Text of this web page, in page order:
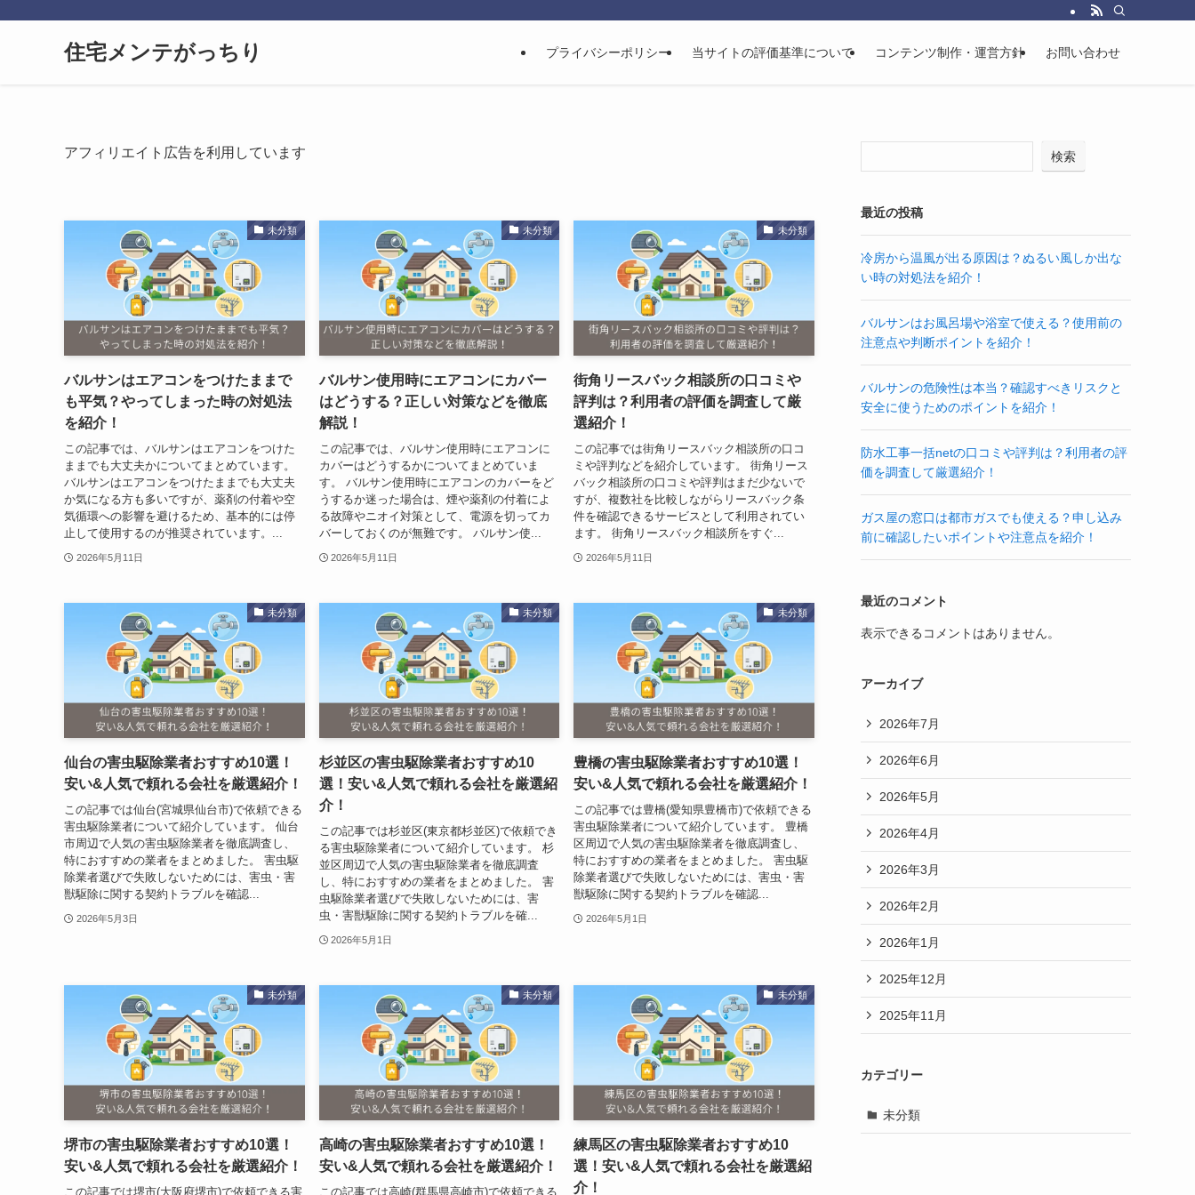
住宅メンテがっちり プライバシーポリシー 当サイトの評価基準について コンテンツ制作・運営方針 お問い合わせ
アフィリエイト広告を利用しています
未分類
バルサンはエアコンをつけたままで
も平気？やってしまった時の対処法
を紹介！
この記事では、バルサンはエアコンをつけた
ままでも大丈夫かについてまとめています。
バルサンはエアコンをつけたままでも大丈夫
か気になる方も多いですが、薬剤の付着や空
気循環への影響を避けるため、基本的には停
止して使用するのが推奨されています。...
2026年5月11日
未分類
バルサン使用時にエアコンにカバー
はどうする？正しい対策などを徹底
解説！
この記事では、バルサン使用時にエアコンに
カバーはどうするかについてまとめていま
す。 バルサン使用時にエアコンのカバーをど
うするか迷った場合は、煙や薬剤の付着によ
る故障やニオイ対策として、電源を切ってカ
バーしておくのが無難です。 バルサン使...
2026年5月11日
未分類
街角リースバック相談所の口コミや
評判は？利用者の評価を調査して厳
選紹介！
この記事では街角リースバック相談所の口コ
ミや評判などを紹介しています。 街角リース
バック相談所の口コミや評判はまだ少ないで
すが、複数社を比較しながらリースバック条
件を確認できるサービスとして利用されてい
ます。 街角リースバック相談所をすぐ...
2026年5月11日
未分類
仙台の害虫駆除業者おすすめ10選！
安い&人気で頼れる会社を厳選紹介！
この記事では仙台(宮城県仙台市)で依頼できる
害虫駆除業者について紹介しています。 仙台
市周辺で人気の害虫駆除業者を徹底調査し、
特におすすめの業者をまとめました。 害虫駆
除業者選びで失敗しないためには、害虫・害
獣駆除に関する契約トラブルを確認...
2026年5月3日
未分類
杉並区の害虫駆除業者おすすめ10
選！安い&人気で頼れる会社を厳選紹
介！
この記事では杉並区(東京都杉並区)で依頼でき
る害虫駆除業者について紹介しています。 杉
並区周辺で人気の害虫駆除業者を徹底調査
し、特におすすめの業者をまとめました。 害
虫駆除業者選びで失敗しないためには、害
虫・害獣駆除に関する契約トラブルを確...
2026年5月1日
未分類
豊橋の害虫駆除業者おすすめ10選！
安い&人気で頼れる会社を厳選紹介！
この記事では豊橋(愛知県豊橋市)で依頼できる
害虫駆除業者について紹介しています。 豊橋
区周辺で人気の害虫駆除業者を徹底調査し、
特におすすめの業者をまとめました。 害虫駆
除業者選びで失敗しないためには、害虫・害
獣駆除に関する契約トラブルを確認...
2026年5月1日
未分類
堺市の害虫駆除業者おすすめ10選！
安い&人気で頼れる会社を厳選紹介！
この記事では堺市(大阪府堺市)で依頼できる害
未分類
高崎の害虫駆除業者おすすめ10選！
安い&人気で頼れる会社を厳選紹介！
この記事では高崎(群馬県高崎市)で依頼できる
未分類
練馬区の害虫駆除業者おすすめ10
選！安い&人気で頼れる会社を厳選紹
介！
検索
最近の投稿
冷房から温風が出る原因は？ぬるい風しか出な
い時の対処法を紹介！
バルサンはお風呂場や浴室で使える？使用前の
注意点や判断ポイントを紹介！
バルサンの危険性は本当？確認すべきリスクと
安全に使うためのポイントを紹介！
防水工事一括netの口コミや評判は？利用者の評
価を調査して厳選紹介！
ガス屋の窓口は都市ガスでも使える？申し込み
前に確認したいポイントや注意点を紹介！
最近のコメント
表示できるコメントはありません。
アーカイブ
2026年7月
2026年6月
2026年5月
2026年4月
2026年3月
2026年2月
2026年1月
2025年12月
2025年11月
カテゴリー
未分類